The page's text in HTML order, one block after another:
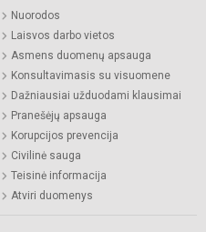
Nuorodos
Laisvos darbo vietos
Asmens duomenų apsauga
Konsultavimasis su visuomene
Dažniausiai užduodami klausimai
Pranešėjų apsauga
Korupcijos prevencija
Civilinė sauga
Teisinė informacija
Atviri duomenys